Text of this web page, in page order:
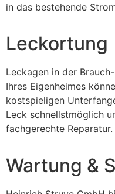
in das bestehende
Leckortung
Leckagen in der
Ihres Eigenheimes
kostspieligen
Leck schnellstmöglich
fachgerechte Reparatur.
Wartung &